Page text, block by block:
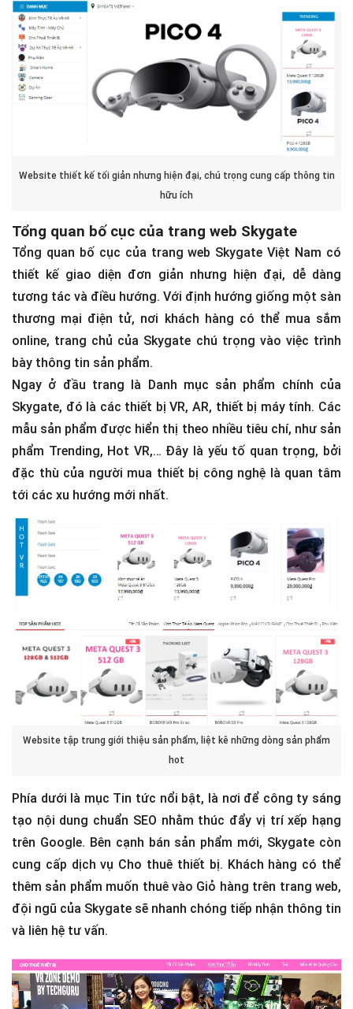
Website thiết kế tối giản nhưng hiện đại, chú trọng cung cấp thông tin
hữu ích
Tổng quan bố cục của trang web Skygate
Tổng quan bố cục của trang web Skygate Việt Nam có
thiết kế giao diện đơn giản nhưng hiện đại, dễ dàng
tương tác và điều hướng. Với định hướng giống một sàn
thương mại điện tử, nơi khách hàng có thể mua sắm
online, trang chủ của Skygate chú trọng vào việc trình
bày thông tin sản phẩm.
Ngay ở đầu trang là Danh mục sản phẩm chính của
Skygate, đó là các thiết bị VR, AR, thiết bị máy tính. Các
mẫu sản phẩm được hiển thị theo nhiều tiêu chí, như sản
phẩm Trending, Hot VR,… Đây là yếu tố quan trọng, bởi
đặc thù của người mua thiết bị công nghệ là quan tâm
tới các xu hướng mới nhất.
Website tập trung giới thiệu sản phẩm, liệt kê những dòng sản phẩm
hot
Phía dưới là mục Tin tức nổi bật, là nơi để công ty sáng
tạo nội dung chuẩn SEO nhằm thúc đẩy vị trí xếp hạng
trên Google. Bên cạnh bán sản phẩm mới, Skygate còn
cung cấp dịch vụ Cho thuê thiết bị. Khách hàng có thể
thêm sản phẩm muốn thuê vào Giỏ hàng trên trang web,
đội ngũ của Skygate sẽ nhanh chóng tiếp nhận thông tin
và liên hệ tư vấn.